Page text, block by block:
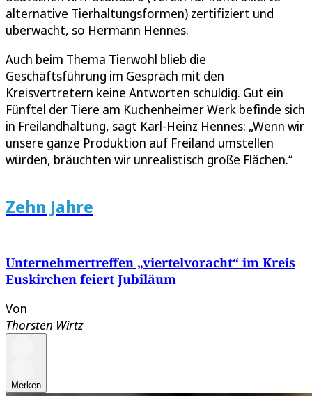
alternative Tierhaltungsformen) zertifiziert und
überwacht, so Hermann Hennes.
Auch beim Thema Tierwohl blieb die
Geschäftsführung im Gespräch mit den
Kreisvertretern keine Antworten schuldig. Gut ein
Fünftel der Tiere am Kuchenheimer Werk befinde sich
in Freilandhaltung, sagt Karl-Heinz Hennes: „Wenn wir
unsere ganze Produktion auf Freiland umstellen
würden, bräuchten wir unrealistisch große Flächen.“
Zehn Jahre
Unternehmertreffen „viertelvoracht“ im Kreis
Euskirchen feiert Jubiläum
Von
Thorsten Wirtz
Merken